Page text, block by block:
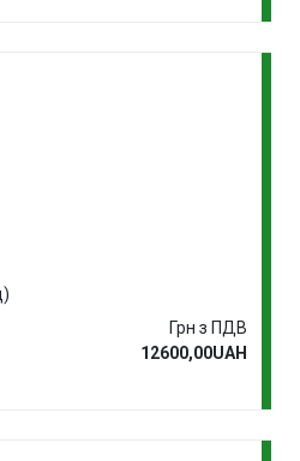
Грн з ПДВ
12600,00UAH